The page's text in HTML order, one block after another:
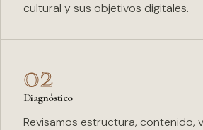
cultural y sus objetivos digitales.
02
Diagnóstico
Revisamos estructura, contenido,